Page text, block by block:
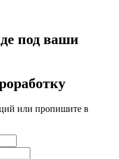
под ваши
или пропишите в